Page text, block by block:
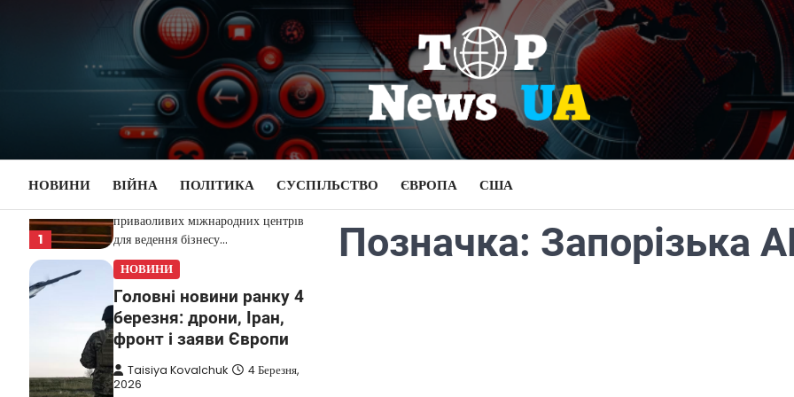
НОВИНИ ВІЙНА ПОЛІТИКА СУСПІЛЬСТВО ЄВРОПА США
Позначка: Запорізька
1
НОВИНИ
Дубай зберігає статус
глобального хабу та
приваблює український
бізнес
Taisiya Kovalchuk
5 Березня,
Дубай протягом багатьох років
привабливих міжнародних центрів
для ведення бізнесу…
НОВИНИ
Головні новини ранку 4
березня: дрони, Іран,
фронт і заяви Європи
Taisiya Kovalchuk
4 Березня,
2026